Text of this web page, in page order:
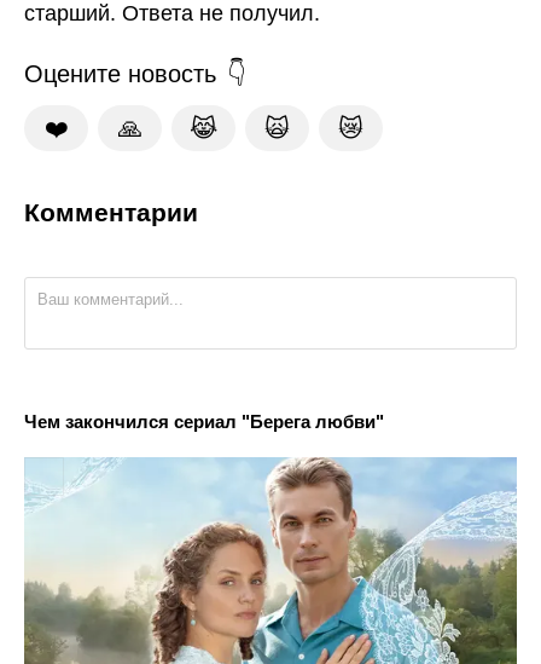
старший. Ответа не получил.
Оцените новость
❤️ 🙏 😹 🙀 😿
Комментарии
Чем закончился сериал "Берега любви"